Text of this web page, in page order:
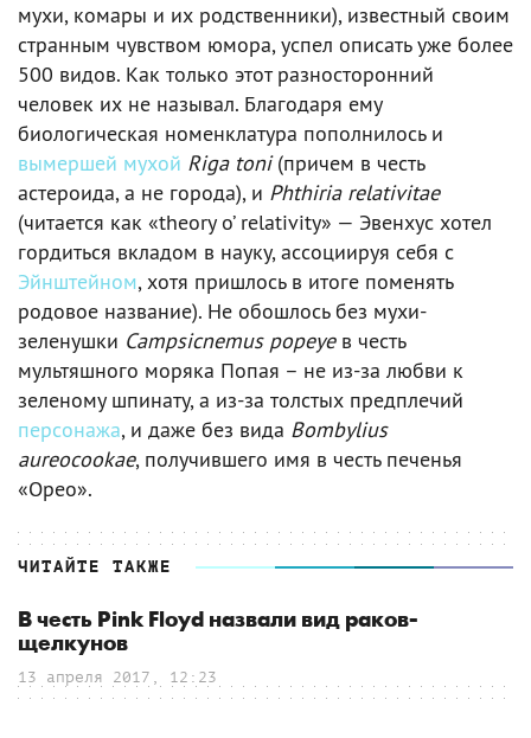
мухи, комары и их родственники), известный своим
странным чувством юмора, успел описать уже более
500 видов. Как только этот разносторонний
человек их не называл. Благодаря ему
биологическая номенклатура пополнилось и
вымершей мухой Riga toni(причем в честь
астероида, а не города), и Phthiria relativitae
(читается как «theory o’ relativity» — Эвенхус хотел
гордиться вкладом в науку, ассоциируя себя с
Эйнштейном, хотя пришлось в итоге поменять
родовое название). Не обошлось без мухи-
зеленушки Campsicnemus popeyeв честь
мультяшного моряка Попая – не из-за любви к
зеленому шпинату, а из-за толстых предплечий
персонажа, и даже без вида Bombylius
aureocookae, получившего имя в честь печенья
«Орео».
ЧИТАЙТЕ ТАКЖЕ
В честь Pink Floyd назвали вид раков-
щелкунов
13 апреля 2017, 12:23